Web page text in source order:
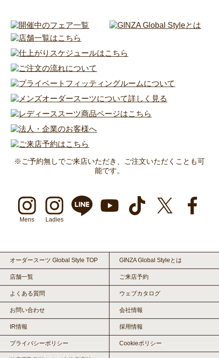
※ご予約無しでご来店いただき、ご注文いただくことも可
能です。
Mens Ladies
オーダースーツ Global Style TOP GINZA Global Styleとは
店舗一覧 ご来店予約
よくある質問 ウェブカタログ
お問い合わせ 会社情報
IR情報 採用情報
プライバシーポリシー Cookieポリシー